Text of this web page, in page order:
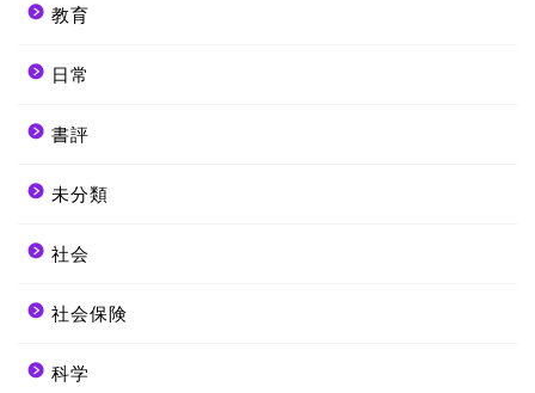
教育
日常
書評
未分類
社会
社会保険
科学